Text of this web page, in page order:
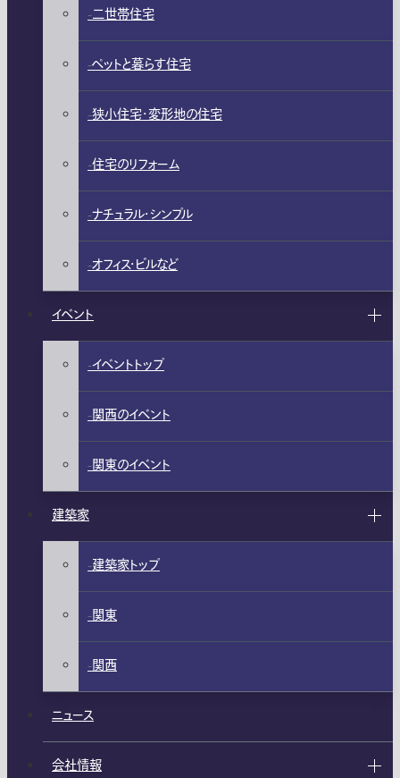
二世帯住宅
ペットと暮らす住宅
狭小住宅・変形地の住宅
住宅のリフォーム
ナチュラル・シンプル
オフィス・ビルなど
イベント
イベントトップ
関西のイベント
関東のイベント
建築家
建築家トップ
関東
関西
ニュース
会社情報